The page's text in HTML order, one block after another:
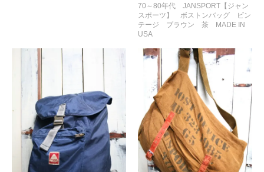
70～80年代 JANSPORT【ジャン
スポーツ】 ボストンバッグ ビン
テージ ブラウン 茶 MADE IN
USA